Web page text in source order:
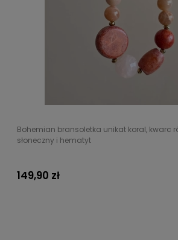
Bohemian bransoletka unikat koral, kwarc
słoneczny i hematyt
149,90 zł